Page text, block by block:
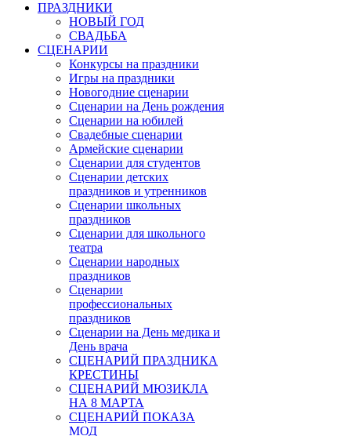
ПРАЗДНИКИ
НОВЫЙ ГОД
СВАДЬБА
СЦЕНАРИИ
Конкурсы на праздники
Игры на праздники
Новогодние сценарии
Сценарии на День рождения
Сценарии на юбилей
Свадебные сценарии
Армейские сценарии
Сценарии для студентов
Сценарии детских
праздников и утренников
Сценарии школьных
праздников
Сценарии для школьного
театра
Сценарии народных
праздников
Сценарии
профессиональных
праздников
Сценарии на День медика и
День врача
СЦЕНАРИЙ ПРАЗДНИКА
КРЕСТИНЫ
СЦЕНАРИЙ МЮЗИКЛА
НА 8 МАРТА
СЦЕНАРИЙ ПОКАЗА
МОД